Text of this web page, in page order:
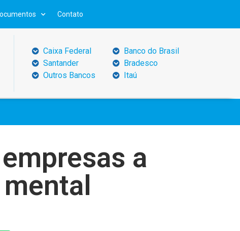
Contato
Caixa Federal
Santander
Outros Bancos
Banco do Brasil
Bradesco
Itaú
a